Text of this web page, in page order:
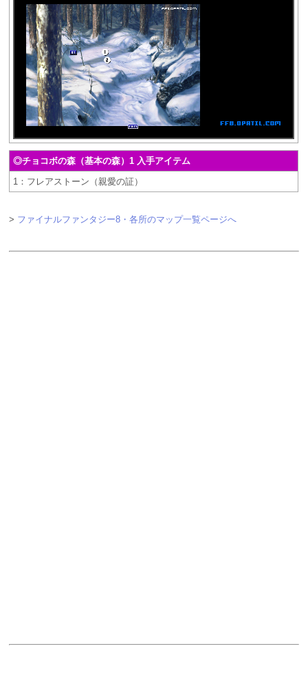
◎チョコボの森（基本の森）1 入手アイテム
1：フレアストーン（親愛の証）
> ファイナルファンタジー8・各所のマップ一覧ページへ